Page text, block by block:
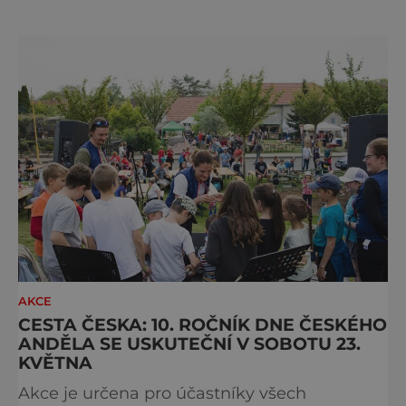
toho nejlepšího, co aktuální vinařská sezóna
nabízí. Návštěvníci budou mít
AKCE
CESTA ČESKA: 10. ROČNÍK DNE ČESKÉHO
ANDĚLA SE USKUTEČNÍ V SOBOTU 23.
KVĚTNA
Akce je určena pro účastníky všech